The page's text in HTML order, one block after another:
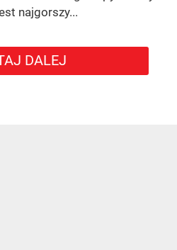
najgorszy...
DALEJ